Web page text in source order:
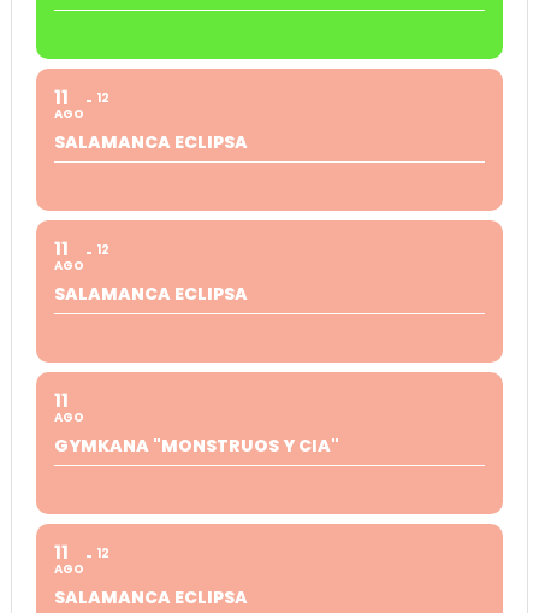
11
AGO
12
SALAMANCA ECLIPSA
11
AGO
12
SALAMANCA ECLIPSA
11
AGO
GYMKANA "MONSTRUOS Y CIA"
11
AGO
12
SALAMANCA ECLIPSA